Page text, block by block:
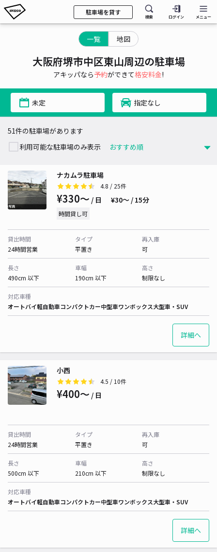
駐車場を貸す
検索 ログイン メニュー
一覧 地図
大阪府堺市中区東山周辺の駐車場
アキッパなら予約ができて格安料金!
未定 指定なし
51件の駐車場があります
利用可能な駐車場のみ表示
ナカムラ駐車場
4.8 / 25件
¥330〜 / 日 ¥30〜 / 15分
時間貸し可
貸出時間
24時間営業
タイプ
平置き
再入庫
可
長さ
490cm 以下
車幅
190cm 以下
高さ
制限なし
対応車種
オートバイ軽自動車コンパクトカー中型車ワンボックス大型車・SUV
詳細へ
小西
4.5 / 10件
¥400〜 / 日
貸出時間
24時間営業
タイプ
平置き
再入庫
可
長さ
500cm 以下
車幅
210cm 以下
高さ
制限なし
対応車種
オートバイ軽自動車コンパクトカー中型車ワンボックス大型車・SUV
詳細へ